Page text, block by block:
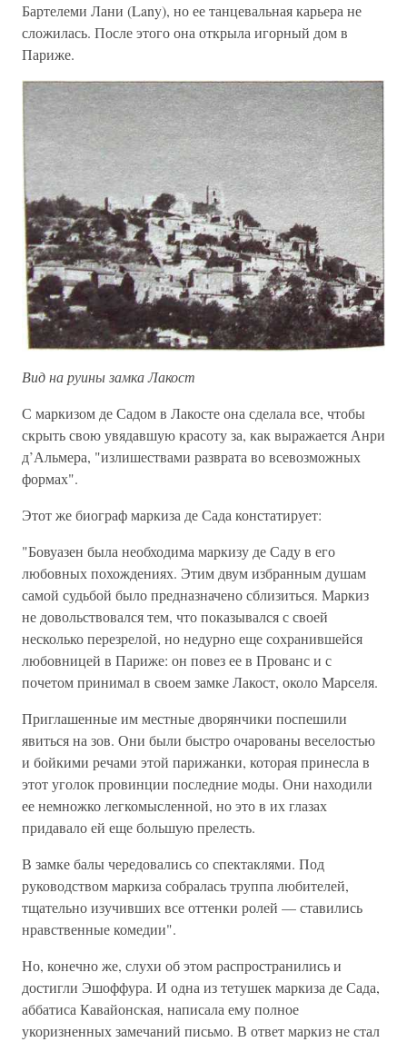
Бартелеми Лани (Lany), но ее танцевальная карьера не
сложилась. После этого она открыла игорный дом в
Париже.
Вид на руины замка Лакост
С маркизом де Садом в Лакосте она сделала все, чтобы
скрыть свою увядавшую красоту за, как выражается Анри
д’Альмера, "излишествами разврата во всевозможных
формах".
Этот же биограф маркиза де Сада констатирует:
"Бовуазен была необходима маркизу де Саду в его
любовных похождениях. Этим двум избранным душам
самой судьбой было предназначено сблизиться. Маркиз
не довольствовался тем, что показывался с своей
несколько перезрелой, но недурно еще сохранившейся
любовницей в Париже: он повез ее в Прованс и с
почетом принимал в своем замке Лакост, около Марселя.
Приглашенные им местные дворянчики поспешили
явиться на зов. Они были быстро очарованы веселостью
и бойкими речами этой парижанки, которая принесла в
этот уголок провинции последние моды. Они находили
ее немножко легкомысленной, но это в их глазах
придавало ей еще большую прелесть.
В замке балы чередовались со спектаклями. Под
руководством маркиза собралась труппа любителей,
тщательно изучивших все оттенки ролей — ставились
нравственные комедии".
Но, конечно же, слухи об этом распространились и
достигли Эшоффура. И одна из тетушек маркиза де Сада,
аббатиса Кавайонская, написала ему полное
укоризненных замечаний письмо. В ответ маркиз не стал